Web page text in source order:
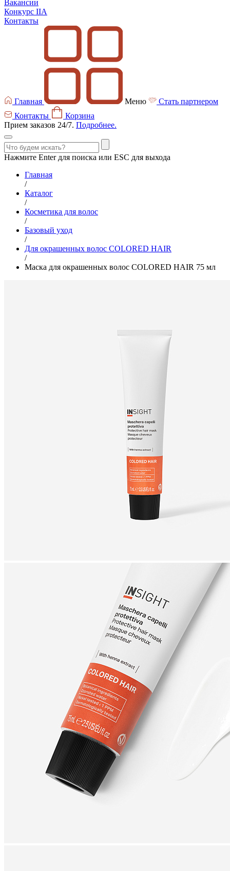
Вакансии
Конкурс IIA
Контакты
Главная Меню
Стать партнером
Контакты
Корзина
Прием заказов 24/7. Подробнее.
Нажмите Enter для поиска или ESC для выхода
Главная
/
Каталог
/
Косметика для волос
/
Базовый уход
/
Для окрашенных волос COLORED HAIR
/
Маска для окрашенных волос COLORED HAIR 75 мл